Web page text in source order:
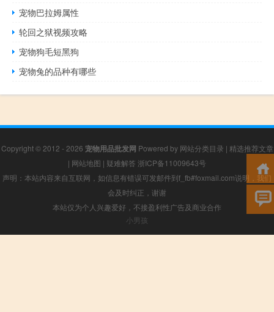
宠物巴拉姆属性
轮回之狱视频攻略
宠物狗毛短黑狗
宠物兔的品种有哪些
Copyright © 2012 - 2026 宠物用品批发网 Powered by 网站分类目录 | 精选推荐文章
| 网站地图 | 疑难解答 浙ICP备11009643号
声明：本站内容来自互联网，如信息有错误可发邮件到f_fb#foxmail.com说明，我们
会及时纠正，谢谢
本站仅为个人兴趣爱好，不接盈利性广告及商业合作
小男孩